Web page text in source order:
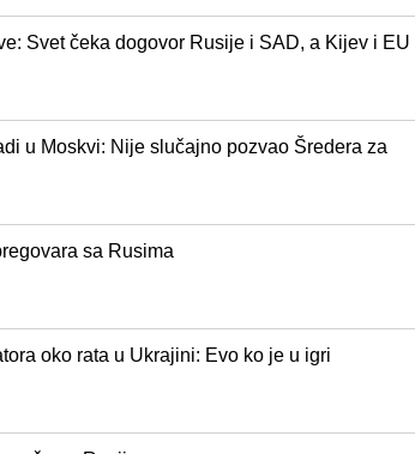
Svet čeka dogovor Rusije i SAD, a Kijev i EU
u Moskvi: Nije slučajno pozvao Šredera za
sa Rusima
oko rata u Ukrajini: Evo ko je u igri